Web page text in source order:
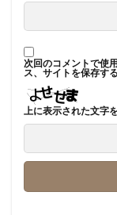
次回のコメントで使
ス、サイトを保存する
上に表示された文字